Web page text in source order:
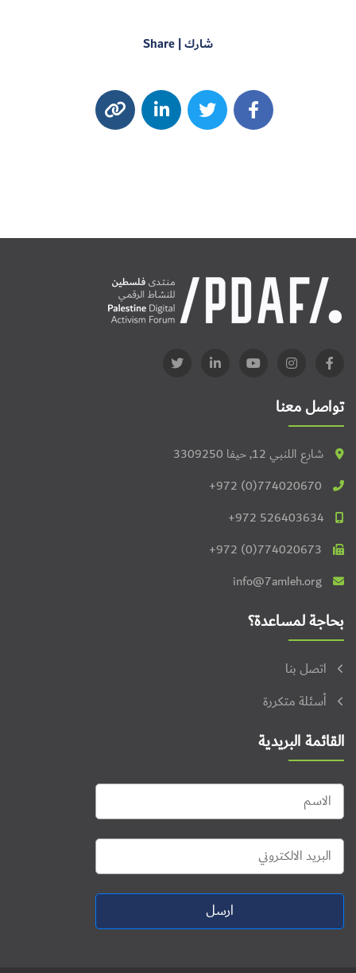
شارك | Share
تواصل معنا
شارع اللنبي 12, حيفا 3309250
+972 (0)774020670
+972 526403634
+972 (0)774020673
info@7amleh.org
بحاجة لمساعدة؟
اتصل بنا
أسئلة متكررة
القائمة البريدية
ارسل